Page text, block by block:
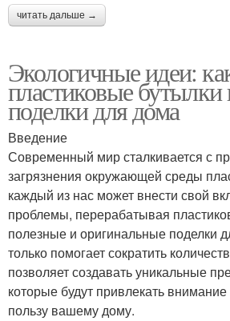
читать дальше →
Экологичные идеи:
пластиковые бутылки
поделки для дома
Введение
Современный мир сталкивается с
загрязнения окружающей среды
каждый из нас может внести свой
проблемы, перерабатывая
полезные и оригинальные поделки
только помогает сократить
позволяет создавать уникальные
которые будут привлекать
пользу вашему дому.